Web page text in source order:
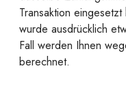
Transaktion
wurde ausdrücklich
Fall werden Ihnen
berechnet.